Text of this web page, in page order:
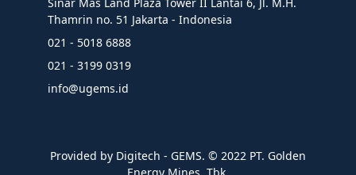
Thamrin no. 51 Jakarta - Indonesia
021 - 5018 6888
021 - 3199 0319
info@ugems.id
Provided by Digitech - GEMS. ©️ 2022 PT. Golden